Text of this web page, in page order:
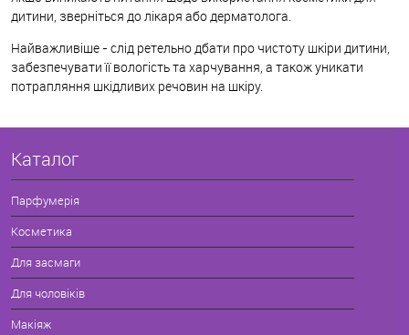
дитини, зверніться до лікаря або дерматолога.
Найважливіше - слід ретельно дбати про чистоту шкіри дитини,
забезпечувати її вологість та харчування, а також уникати
потрапляння шкідливих речовин на шкіру.
Каталог
Парфумерія
Косметика
Для засмаги
Для чоловіків
Макіяж